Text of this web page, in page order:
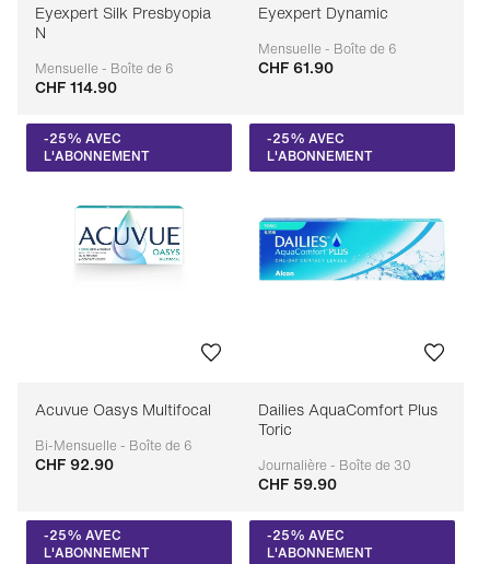
Eyexpert Silk Presbyopia
N
Mensuelle - Boîte de 6
Adaptable
CHF 114.90
Eyexpert Dynamic
Mensuelle - Boîte de 6
Adaptable
CHF 61.90
-25% AVEC
L'ABONNEMENT
Acuvue Oasys Multifocal
Bi-Mensuelle - Boîte de 6
Adaptable
CHF 92.90
-25% AVEC
L'ABONNEMENT
Dailies AquaComfort Plus
Toric
Journalière - Boîte de 30
Adaptable
CHF 59.90
-25% AVEC
L'ABONNEMENT
-25% AVEC
L'ABONNEMENT